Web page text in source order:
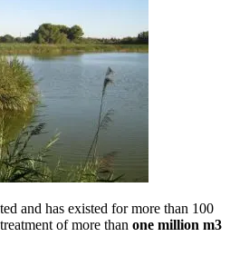
and has existed for more than 100
of more than one million m3